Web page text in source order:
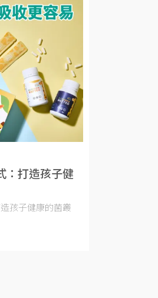
：打造孩子健
孩子健康的菌叢